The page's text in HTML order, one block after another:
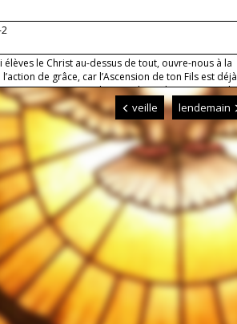
élèves le Christ au-dessus de tout, ouvre-nous à la
de grâce, car l’Ascension de ton Fils est déjà
: nous sommes les membres de son corps, il
précédés dans la gloire auprès de toi, et c’est là que
en espérance.
veille lendemain